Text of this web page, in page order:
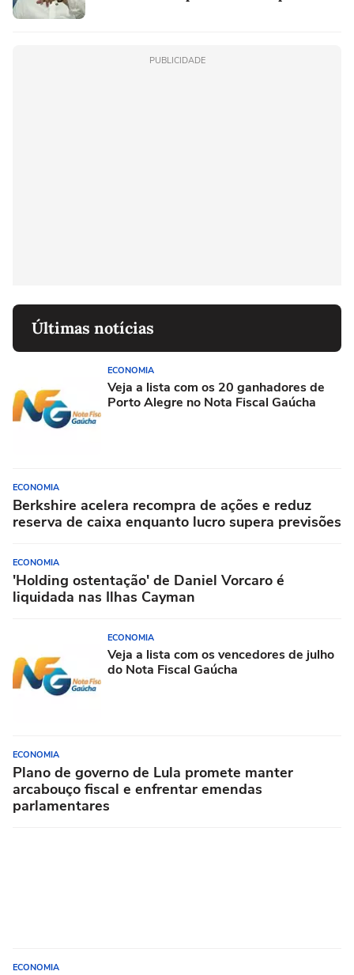
PUBLICIDADE
Últimas notícias
ECONOMIA
Veja a lista com os 20 ganhadores de
Porto Alegre no Nota Fiscal Gaúcha
ECONOMIA
Berkshire acelera recompra de ações e reduz
reserva de caixa enquanto lucro supera previsões
ECONOMIA
'Holding ostentação' de Daniel Vorcaro é
liquidada nas Ilhas Cayman
ECONOMIA
Veja a lista com os vencedores de julho
do Nota Fiscal Gaúcha
ECONOMIA
Plano de governo de Lula promete manter
arcabouço fiscal e enfrentar emendas
parlamentares
ECONOMIA